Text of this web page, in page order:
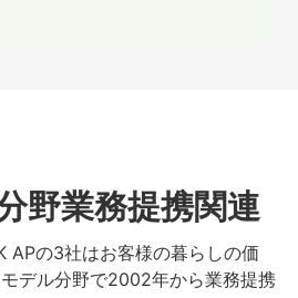
野業務提携関連
APの3社はお客様の暮らしの価
デル分野で2002年から業務提携